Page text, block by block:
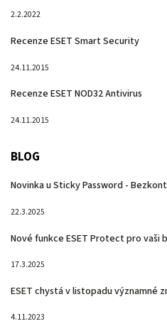
2.2.2022
Recenze ESET Smart Security
24.11.2015
Recenze ESET NOD32 Antivirus
24.11.2015
BLOG
Novinka u Sticky Password -
22.3.2025
Nové funkce ESET Protect pro vaši
17.3.2025
ESET chystá v listopadu významné
4.11.2023